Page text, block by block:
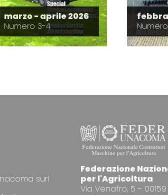
marzo - aprile 2026
Numero 3-4
surl
Federazione
per l'Agricoltura
Via Venafro, 5 -